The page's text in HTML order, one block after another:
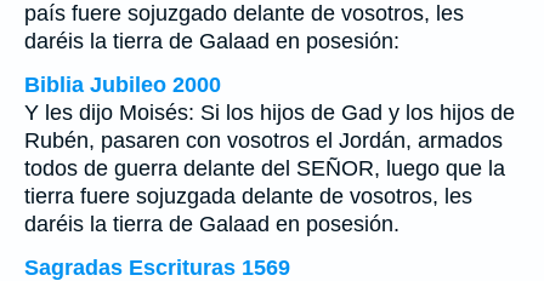
país fuere sojuzgado delante de vosotros, les
daréis la tierra de Galaad en posesión:
Biblia Jubileo 2000
Y les dijo Moisés: Si los hijos de Gad y los hijos de
Rubén, pasaren con vosotros el Jordán, armados
todos de guerra delante del SEÑOR, luego que la
tierra fuere sojuzgada delante de vosotros, les
daréis la tierra de Galaad en posesión.
Sagradas Escrituras 1569